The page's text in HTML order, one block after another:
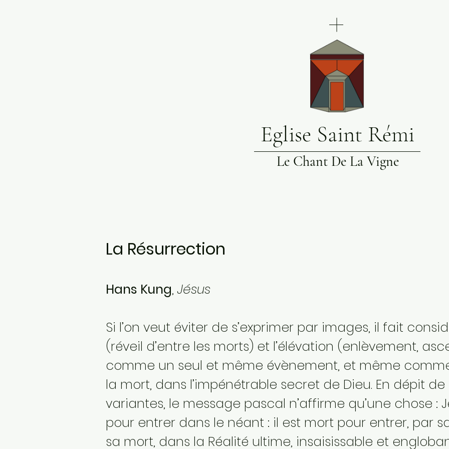
Eglise Saint Rémi
Le Chant De La Vigne
La Résurrection
Hans Kung,Jésus
Si l’on veut éviter de s’exprimer par images, il fait
(réveil d’entre les morts) et l’élévation (enlèvement,
comme un seul et même évènement, et même
la mort, dans l’impénétrable secret de Dieu. En dépit
variantes, le message pascal n’affirme qu’une chose :
pour entrer dans le néant : il est mort pour entrer, par
sa mort, dans la Réalité ultime, insaisissable et